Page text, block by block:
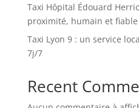
Taxi Hôpital Édouard
proximité, humain et fiable
Taxi Lyon 9 : un service
7j/7
Recent